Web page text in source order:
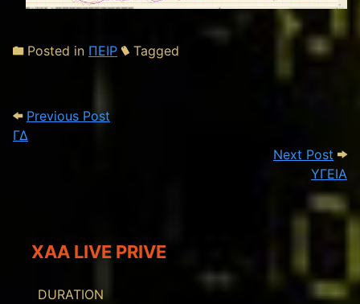
Posted in ΠΕΙΡ Tagged
Post navigation
Previous Post
ΓΔ
Next Post
ΥΓΕΙΑ
XAA LIVE PRIVE
DURATION